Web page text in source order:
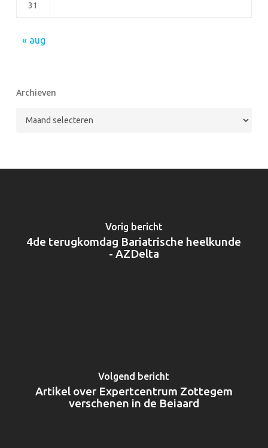
31
« aug
Archieven
Vorig bericht
4de terugkomdag Bariatrische heelkunde
- AZDelta
Volgend bericht
Artikel over Expertcentrum Zottegem
verschenen in de Beiaard